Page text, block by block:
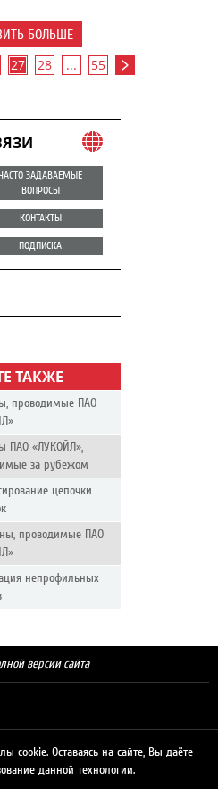
БОЛЬШЕ
27 28 ... 55
ЗАДАВАЕМЫЕ
ВОПРОСЫ
КОНТАКТЫ
ПОДПИСКА
ТАКЖЕ
проводимые ПАО
ПАО «ЛУКОЙЛ»,
за рубежом
цепочки
проводимые ПАО
непрофильных
версии сайта
cookie. Оставаясь на сайте, Вы даёте
данной технологии.